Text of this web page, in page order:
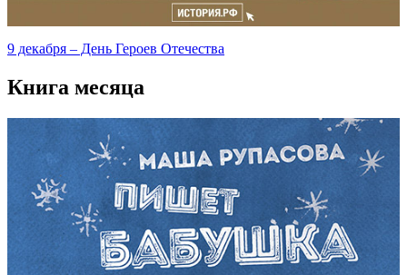
9 декабря – День Героев Отечества
Книга месяца